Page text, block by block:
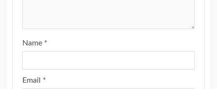
Name *
Email *